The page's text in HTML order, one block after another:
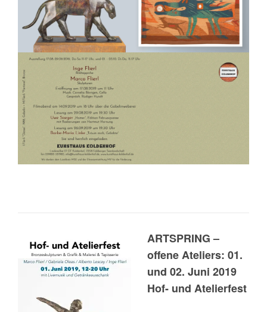
ARTSPRING –
offene Ateliers: 01.
und 02. Juni 2019
Hof- und Atelierfest